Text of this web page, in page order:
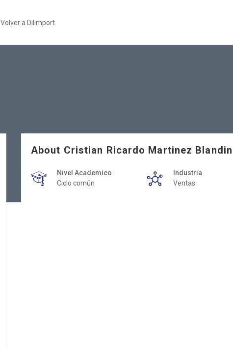
Volver a Dilimport
About Cristian Ricardo Martinez Blandin
Nivel Academico
Ciclo común
Industria
Ventas